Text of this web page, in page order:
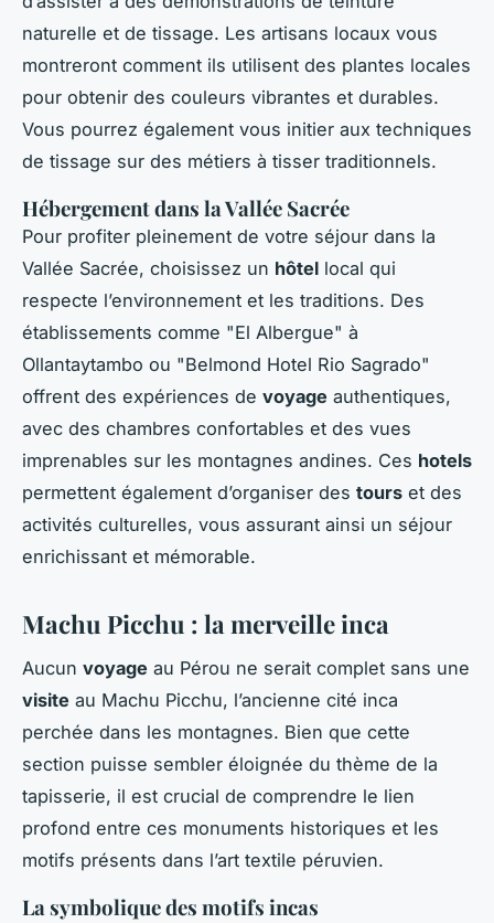
naturelle et de tissage. Les artisans locaux vous
montreront comment ils utilisent des plantes locales
pour obtenir des couleurs vibrantes et durables.
Vous pourrez également vous initier aux techniques
de tissage sur des métiers à tisser traditionnels.
Hébergement dans la Vallée Sacrée
Pour profiter pleinement de votre séjour dans la
Vallée Sacrée, choisissez un hôtel local qui
respecte l’environnement et les traditions. Des
établissements comme "El Albergue" à
Ollantaytambo ou "Belmond Hotel Rio Sagrado"
offrent des expériences de voyage authentiques,
avec des chambres confortables et des vues
imprenables sur les montagnes andines. Ces hotels
permettent également d’organiser des tours et des
activités culturelles, vous assurant ainsi un séjour
enrichissant et mémorable.
Machu Picchu : la merveille inca
Aucun voyage au Pérou ne serait complet sans une
visite au Machu Picchu, l’ancienne cité inca
perchée dans les montagnes. Bien que cette
section puisse sembler éloignée du thème de la
tapisserie, il est crucial de comprendre le lien
profond entre ces monuments historiques et les
motifs présents dans l’art textile péruvien.
La symbolique des motifs incas